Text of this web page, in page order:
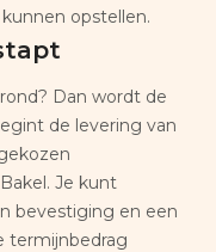
opstellen.
Dan wordt de
de levering van
Je kunt
bevestiging en een
termijnbedrag